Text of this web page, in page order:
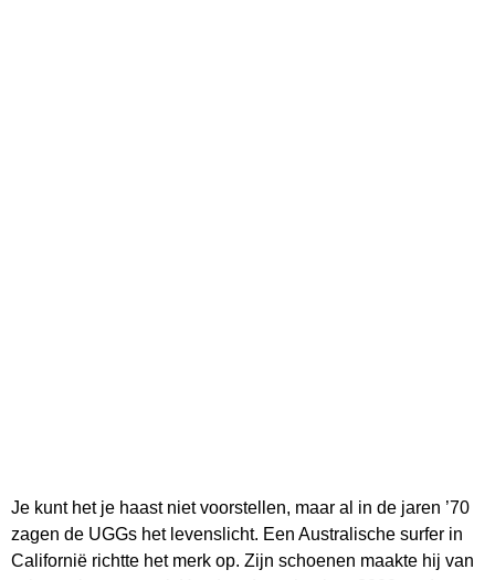
Je kunt het je haast niet voorstellen, maar al in de jaren ’70
zagen de UGGs het levenslicht. Een Australische surfer in
Californië richtte het merk op. Zijn schoenen maakte hij van